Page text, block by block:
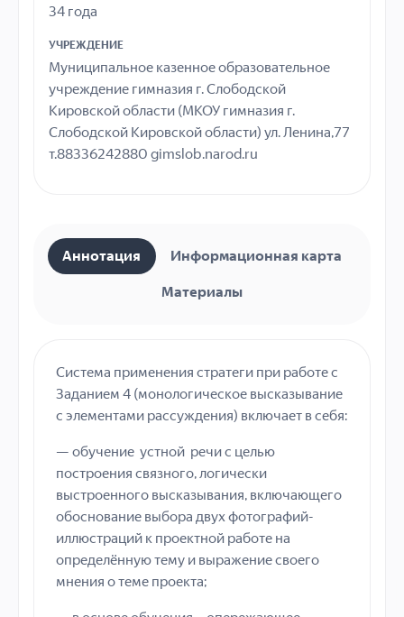
34 года
УЧРЕЖДЕНИЕ
Муниципальное казенное образовательное
учреждение гимназия г. Слободской
Кировской области (МКОУ гимназия г.
Слободской Кировской области) ул. Ленина,77
т.88336242880 gimslob.narod.ru
Аннотация Информационная карта
Материалы
Система применения стратеги при работе с
Заданием 4 (монологическое высказывание
с элементами рассуждения) включает в себя:
— обучение устной речи с целью
построения связного, логически
выстроенного высказывания, включающего
обоснование выбора двух фотографий-
иллюстраций к проектной работе на
определённую тему и выражение своего
мнения о теме проекта;